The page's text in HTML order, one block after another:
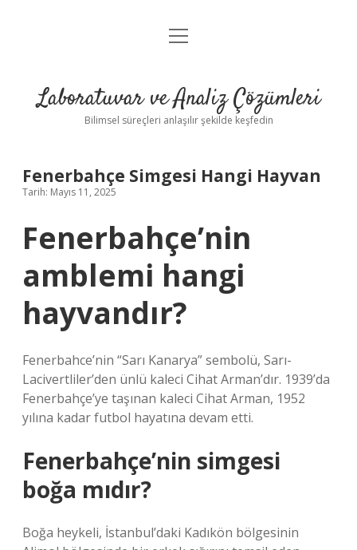
Anasayfa
Yasal Uyarı
menüyü
Laboratuvar ve Analiz Çözümleri
Bilimsel süreçleri anlaşılır şekilde keşfedin
Fenerbahçe Simgesi Hangi Hayvan
Tarih: Mayıs 11, 2025
Fenerbahçe’nin
amblemi hangi
hayvandır?
Fenerbahce’nin “Sarı Kanarya” sembolü, Sarı-
Lacivertliler’den ünlü kaleci Cihat Arman’dır. 1939’da
Fenerbahçe’ye taşınan kaleci Cihat Arman, 1952
yılına kadar futbol hayatına devam etti.
Fenerbahçe’nin simgesi
boğa mıdır?
Boğa heykeli, İstanbul’daki Kadıkön bölgesinin